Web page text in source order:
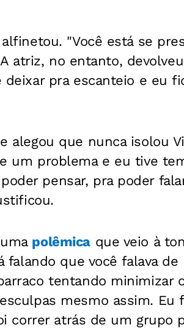
"Você está se
atriz, no entanto,
pra escanteio e eu
alegou que nunca isolou
um problema e eu tive
pensar, pra poder
polêmicaque veio à
falando que você falava
tentando minimizar
mesmo assim. Eu
correr atrás de um grupo